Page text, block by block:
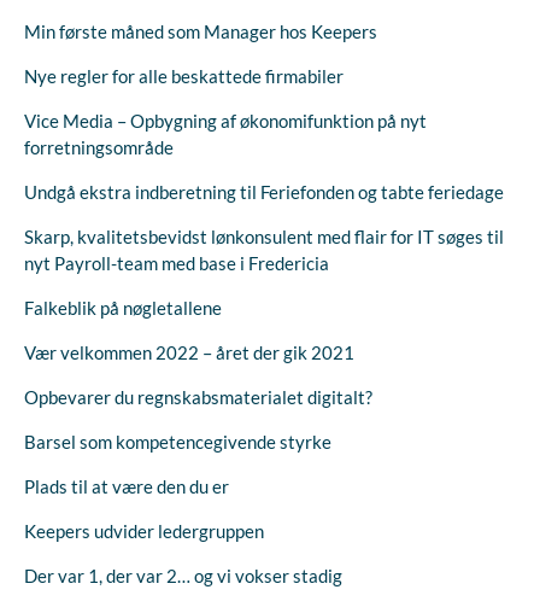
Min første måned som Manager hos Keepers
Nye regler for alle beskattede firmabiler
Vice Media – Opbygning af økonomifunktion på nyt
forretningsområde
Undgå ekstra indberetning til Feriefonden og tabte feriedage
Skarp, kvalitetsbevidst lønkonsulent med flair for IT søges til
nyt Payroll-team med base i Fredericia
Falkeblik på nøgletallene
Vær velkommen 2022 – året der gik 2021
Opbevarer du regnskabsmaterialet digitalt?
Barsel som kompetencegivende styrke
Plads til at være den du er
Keepers udvider ledergruppen
Der var 1, der var 2… og vi vokser stadig